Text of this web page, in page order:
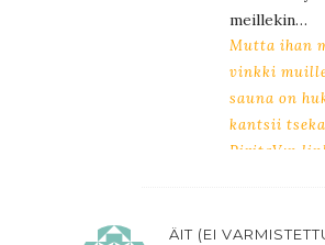
meillekin…
Mutta ihan
vinkki
sauna on
kantsii
PiritaV:n
ÄIT (EI